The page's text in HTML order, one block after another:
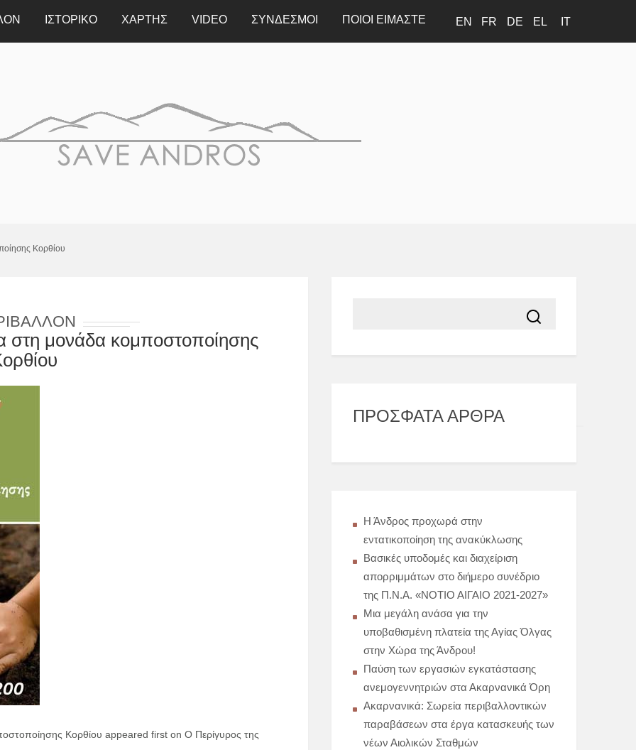
ΙΣΤΟΡΙΚΟ ΧΆΡΤΗΣ VIDEO ΣΥΝΔΕΣΜΟΙ ΠΟΙΟΊ ΕΊΜΑΣΤΕ EN FR DE EL IT
Κορθίου
στη μονάδα κομποστοποίησης
Κορθίου appeared first on Ο Περίγυρος της
ΠΡΌΣΦΑΤΑ ΆΡΘΡΑ
Η Άνδρος προχωρά στην
εντατικοποίηση της ανακύκλωσης
Βασικές υποδομές και διαχείριση
απορριμμάτων στο διήμερο συνέδριο
της Π.Ν.Α. «ΝΟΤΙΟ ΑΙΓΑΙΟ 2021-2027»
Μια μεγάλη ανάσα για την
υποβαθισμένη πλατεία της Αγίας Όλγας
στην Χώρα της Άνδρου!
Παύση των εργασιών εγκατάστασης
ανεμογεννητριών στα Ακαρνανικά Όρη
Ακαρνανικά: Σωρεία περιβαλλοντικών
παραβάσεων στα έργα κατασκευής των
νέων Αιολικών Σταθμών